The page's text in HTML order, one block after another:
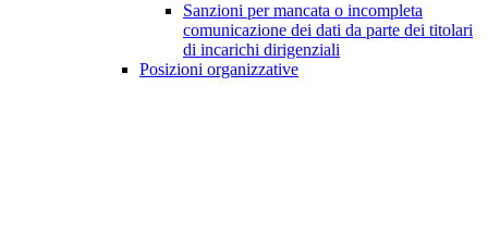
Sanzioni per mancata o incompleta
comunicazione dei dati da parte dei titolari
di incarichi dirigenziali
Posizioni organizzative